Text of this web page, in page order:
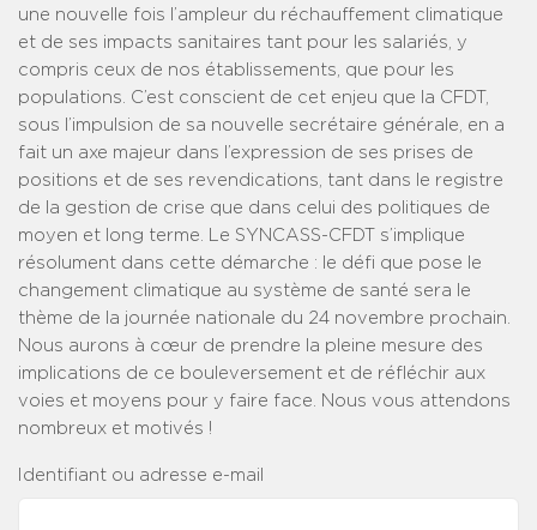
une nouvelle fois l’ampleur du réchauffement climatique
et de ses impacts sanitaires tant pour les salariés, y
compris ceux de nos établissements, que pour les
populations. C’est conscient de cet enjeu que la CFDT,
sous l’impulsion de sa nouvelle secrétaire générale, en a
fait un axe majeur dans l’expression de ses prises de
positions et de ses revendications, tant dans le registre
de la gestion de crise que dans celui des politiques de
moyen et long terme. Le SYNCASS-CFDT s’implique
résolument dans cette démarche : le défi que pose le
changement climatique au système de santé sera le
thème de la journée nationale du 24 novembre prochain.
Nous aurons à cœur de prendre la pleine mesure des
implications de ce bouleversement et de réfléchir aux
voies et moyens pour y faire face. Nous vous attendons
nombreux et motivés !
Identifiant ou adresse e-mail